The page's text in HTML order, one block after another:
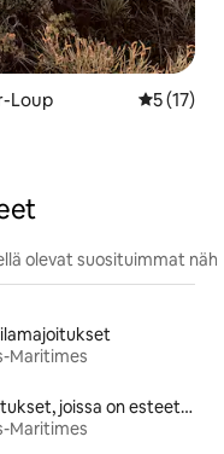
Loup
5 (17)
olevat suosituimmat
Maritimes
Majoitukset, joissa on esteetön vuode
Maritimes